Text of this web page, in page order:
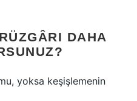
DAHA
yoksa keşişlemenin